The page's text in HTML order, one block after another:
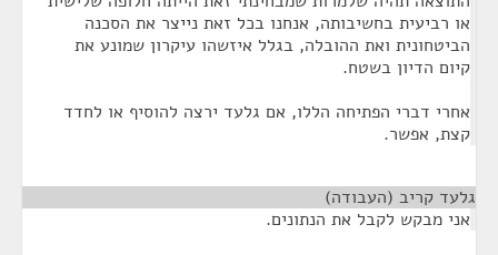
או רביעית בחשיבותה, אנחנו בכל זאת נייצר את הסכנה
הביטחונית ואת ההובלה, בגלל איזשהו עיקרון שמונע את
קיום הדיון בשטח.
אחרי דברי הפתיחה הללו, אם גלעד ירצה להוסיף או לחדד
קצת, אפשר.
גלעד קריב (העבודה)
אני מבקש לקבל את הנתונים.